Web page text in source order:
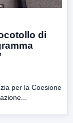
di
per la Coesione